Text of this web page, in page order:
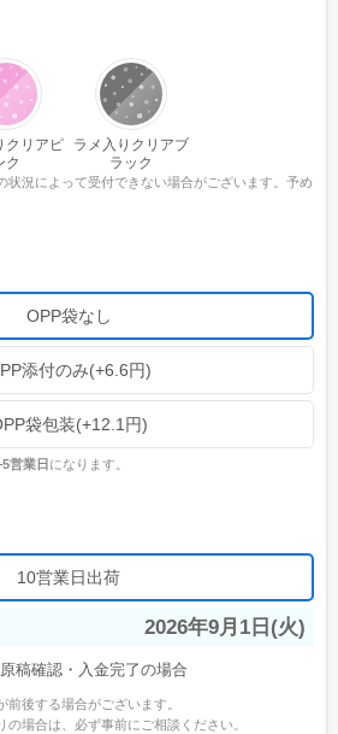
ジナル）
）
）
ズ）
）
ズ）
ム
クリアピ
ク
ラメ入りクリアブ
ラック
状況によって受付できない場合がございます。予め
OPP袋なし
添付のみ(+6.6円)
袋包装(+12.1円)
営業日 になります。
10営業日出荷
2026年9月1日(火)
稿確認・入金完了の場合
後する場合がございます。
の場合は、必ず事前にご相談ください。